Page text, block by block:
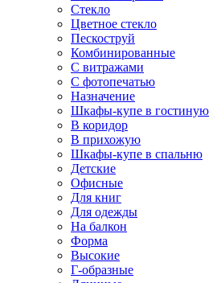
Стекло
Цветное стекло
Пескоструй
Комбинированные
С витражами
С фотопечатью
Назначение
Шкафы-купе в гостиную
В коридор
В прихожую
Шкафы-купе в спальню
Детские
Офисные
Для книг
Для одежды
На балкон
Форма
Высокие
Г-образные